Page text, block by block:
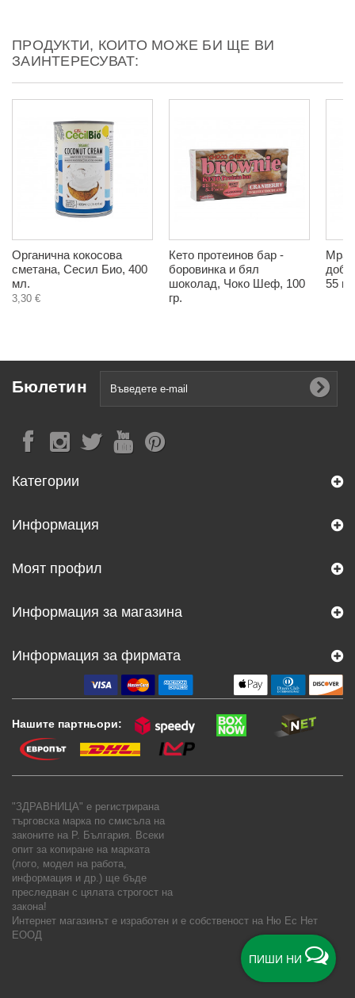
ПИШИ НИ
ПРОДУКТИ, КОИТО МОЖЕ БИ ЩЕ ВИ
ЗАИНТЕРЕСУВАТ:
Органична кокосова
сметана, Сесил Био, 400
мл.
3,30 €
Кето протеинов бар -
боровинка и бял
шоколад, Чоко Шеф, 100
гр.
55 гр.
Бюлетин
Категории
Информация
Моят профил
Информация за магазина
Информация за фирмата
Нашите партньори:
"ЗДРАВНИЦА" е регистрирана
търговска марка по смисъла на
законите на Р. България. Всеки
опит за копиране на марката
(лого, модел на работа,
информация и др.) ще бъде
преследван с цялата строгост на
закона!
Интернет магазинът е изработен и е собственост на Ню Ес Нет
ЕООД